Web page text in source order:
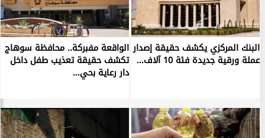
البنك المركزي يكشف حقيقة إصدار
عملة ورقية جديدة فئة 10 آلاف...
الواقعة مفبركة.. محافظة سوهاج
تكشف حقيقة تعذيب طفل داخل
دار رعاية بحي...